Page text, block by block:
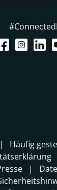
Häufig